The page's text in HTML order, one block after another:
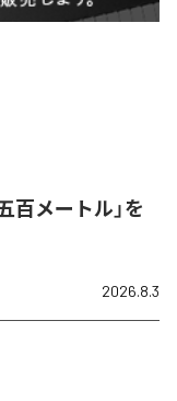
メートル」を
2026.8.3